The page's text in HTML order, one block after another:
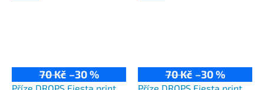
70 Kč –30 % 70 Kč –30 %